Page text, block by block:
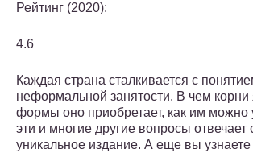
Рейтинг (2020):
4.6
Каждая страна сталкивается с
неформальной занятости. В чем корни
формы оно приобретает, как им можно
эти и многие другие вопросы отвечает
уникальное издание. А еще вы